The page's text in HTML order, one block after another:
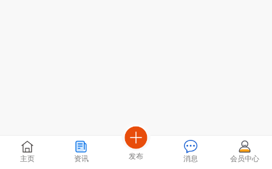
主页 资讯 发布 消息 会员中心